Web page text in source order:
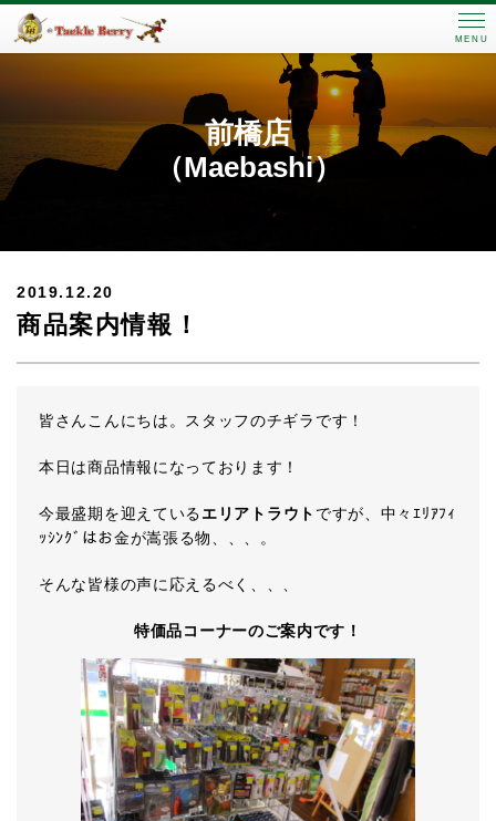
MENU
前橋店
（Maebashi）
2019.12.20
商品案内情報！
皆さんこんにちは。スタッフのチギラです！
本日は商品情報になっております！
今最盛期を迎えているエリアトラウト ですが、中々ｴﾘｱﾌｨ
ｯｼﾝｸﾞはお金が嵩張る物、、、。
そんな皆様の声に応えるべく、、、
特価品コーナーのご案内です！